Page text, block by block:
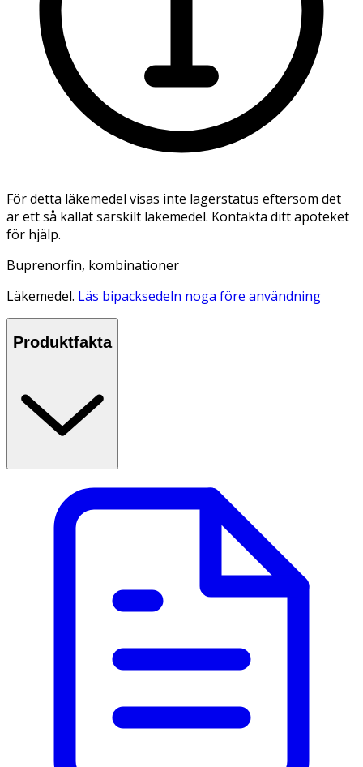
För detta läkemedel visas inte lagerstatus eftersom det
är ett så kallat särskilt läkemedel. Kontakta ditt apoteket
för hjälp.
Buprenorfin, kombinationer
Läkemedel. Läs bipacksedeln noga före användning
Produktfakta